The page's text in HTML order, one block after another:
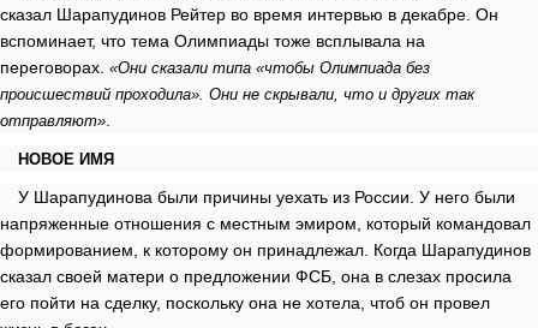
сказал Шарапудинов Рейтер во время интервью в декабре. Он
вспоминает, что тема Олимпиады тоже всплывала на
переговорах. «Они сказали типа «чтобы Олимпиада без
происшествий проходила». Они не скрывали, что и других так
отправляют»
НОВОЕ ИМЯ
У Шарапудинова были причины уехать из России. У него были
напряженные отношения с местным эмиром, который командовал
формированием, к которому он принадлежал. Когда Шарапудинов
сказал своей матери о предложении ФСБ, она в слезах просила
его пойти на сделку, поскольку она не хотела, чтоб он провел